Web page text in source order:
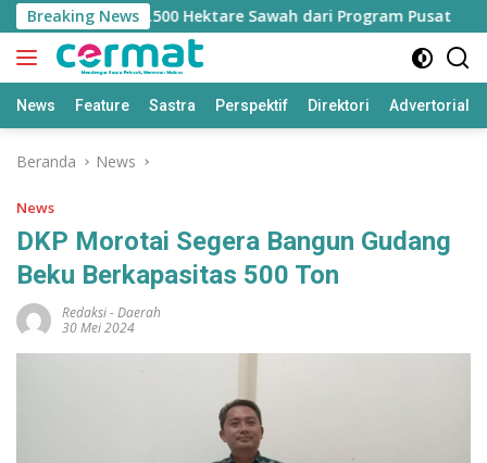
Langsung
ke
konten
Breaking News
Jatah 7.500 Hektare Sawah dari Program Pusat
News Feature Sastra Perspektif Direktori Advertorial
Beranda News
News
DKP Morotai Segera Bangun Gudang
Beku Berkapasitas 500 Ton
Redaksi-Daerah
30 Mei 2024